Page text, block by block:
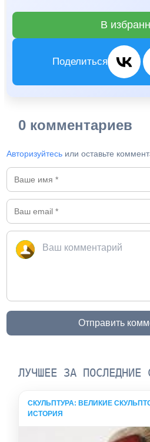
В
Поделиться
0 комментариев
Авторизуйтесь или оставьте
Отправить
ЛУЧШЕЕ ЗА ПОСЛЕДНИЕ
СКУЛЬПТУРА: ВЕЛИКИЕ
ИСТОРИЯ